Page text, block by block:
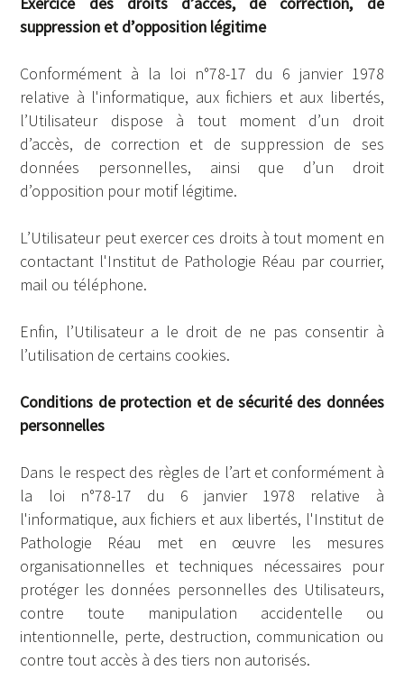
suppression et d’opposition légitime
Conformément à la loi n°78-17 du 6 janvier 1978
relative à l'informatique, aux fichiers et aux libertés,
l’Utilisateur dispose à tout moment d’un droit
d’accès, de correction et de suppression de ses
données personnelles, ainsi que d’un droit
d’opposition pour motif légitime.
L’Utilisateur peut exercer ces droits à tout moment en
contactant l'Institut de Pathologie Réau par courrier,
mail ou téléphone.
Enfin, l’Utilisateur a le droit de ne pas consentir à
l’utilisation de certains cookies.
Conditions de protection et de sécurité des données
personnelles
Dans le respect des règles de l’art et conformément à
la loi n°78-17 du 6 janvier 1978 relative à
l'informatique, aux fichiers et aux libertés, l'Institut de
Pathologie Réau met en œuvre les mesures
organisationnelles et techniques nécessaires pour
protéger les données personnelles des Utilisateurs,
contre toute manipulation accidentelle ou
intentionnelle, perte, destruction, communication ou
contre tout accès à des tiers non autorisés.